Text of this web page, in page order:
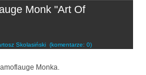
Monk "Art Of
Skolasiński (komentarze: 0)
Monka.